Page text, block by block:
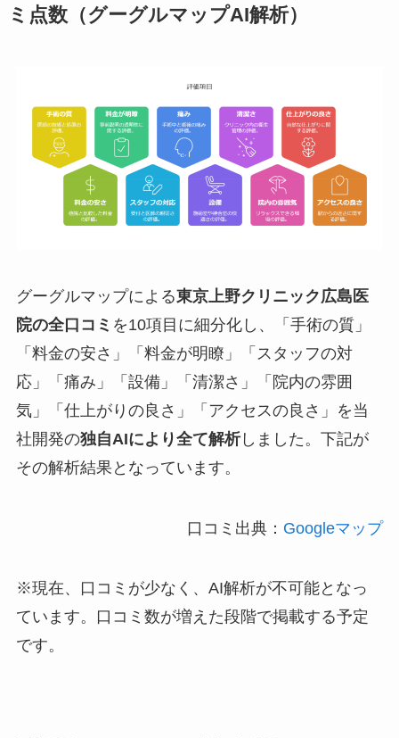
ミ点数（グーグルマップAI解析）
グーグルマップによる東京上野クリニック広島医
院の全口コミ を10項目に細分化し、「手術の質」
「料金の安さ」「料金が明瞭」「スタッフの対
応」「痛み」「設備」「清潔さ」「院内の雰囲
気」「仕上がりの良さ」「アクセスの良さ」を当
社開発の独自AIにより全て解析しました。下記が
その解析結果となっています。
口コミ出典： Googleマップ
※現在、口コミが少なく、AI解析が不可能となっ
ています。口コミ数が増えた段階で掲載する予定
です。